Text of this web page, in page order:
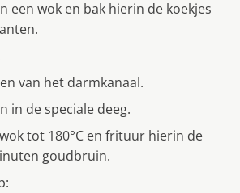
een wok en bak hierin de koekjes
van het darmkanaal.
in de speciale deeg.
tot 180°C en frituur hierin de
goudbruin.